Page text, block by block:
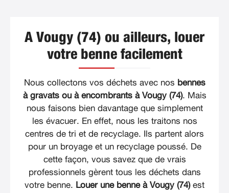
A Vougy (74) ou ailleurs, louer
votre benne facilement
Nous collectons vos déchets avec nos bennes
à gravats ou à encombrants à Vougy (74). Mais
nous faisons bien davantage que simplement
les évacuer. En effet, nous les traitons nos
centres de tri et de recyclage. Ils partent alors
pour un broyage et un recyclage poussé. De
cette façon, vous savez que de vrais
professionnels gèrent tous les déchets dans
votre benne. Louer une benne à Vougy (74)est